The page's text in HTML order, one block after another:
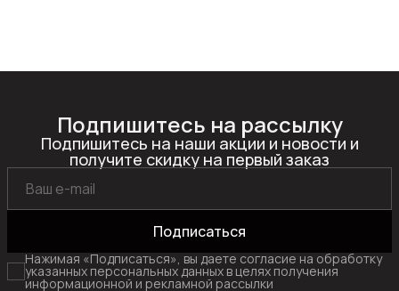
Подпишитесь на рассылку
Подпишитесь на наши акции и новости и
получите скидку на первый заказ
Подписаться
Нажимая «Подписаться», вы даете согласие на обработку
указанных персональных данных в целях получения
информационной и рекламной рассылки